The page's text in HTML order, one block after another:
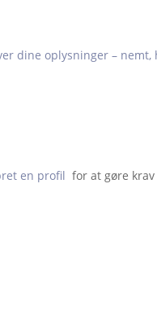
dine oplysninger –
en profil for at gøre